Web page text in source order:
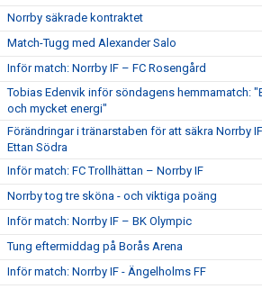
Norrby säkrade kontraktet
Match-Tugg med Alexander Salo
Inför match: Norrby IF – FC Rosengård
Tobias Edenvik inför söndagens hemmamatch:
och mycket energi"
Förändringar i tränarstaben för att säkra Norrby
Ettan Södra
Inför match: FC Trollhättan – Norrby IF
Norrby tog tre sköna - och viktiga poäng
Inför match: Norrby IF – BK Olympic
Tung eftermiddag på Borås Arena
Inför match: Norrby IF - Ängelholms FF